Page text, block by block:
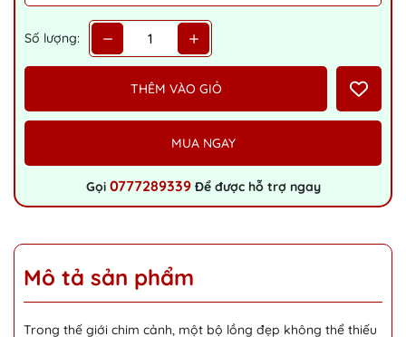
Số lượng:
THÊM VÀO GIỎ
MUA NGAY
Gọi 0777289339 Để được hỗ trợ ngay
Mô tả sản phẩm
Trong thế giới chim cảnh, một bộ lồng đẹp không thể thiếu